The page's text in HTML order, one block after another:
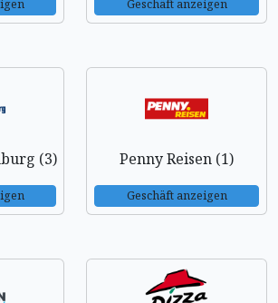
Geschäft anzeigen
(3) Penny Reisen (1)
Geschäft anzeigen